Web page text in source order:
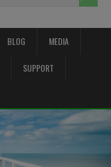
BLOG MEDIA
SUPPORT